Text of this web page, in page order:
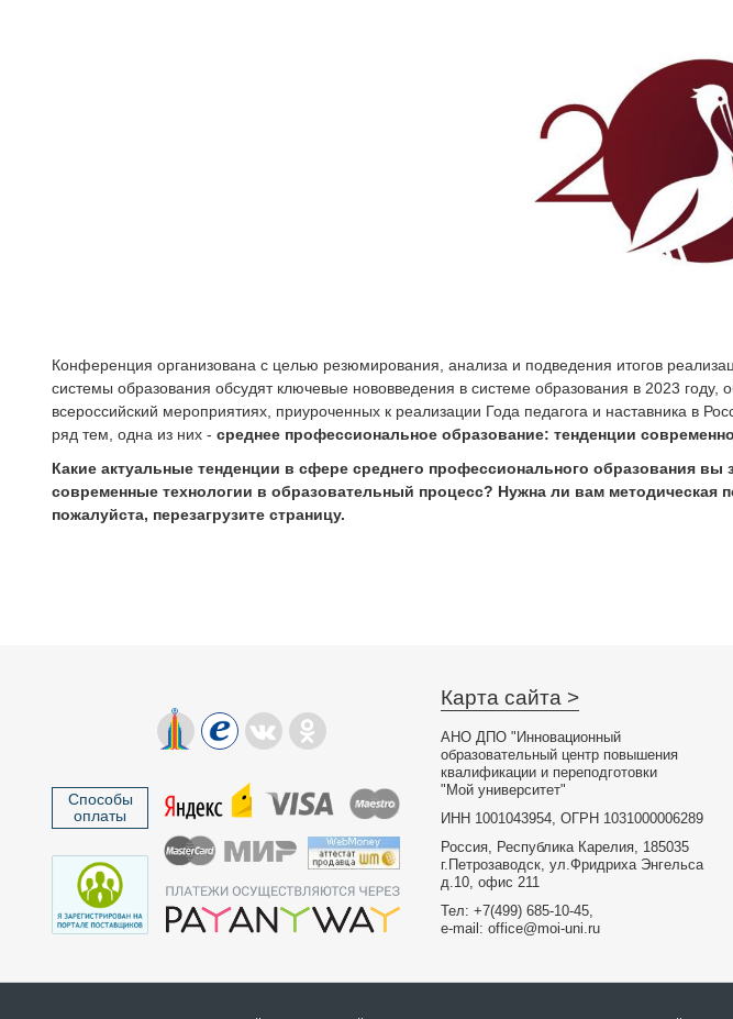
Конференция организована с целью резюмирования, анализа и подведения итогов
системы образования обсудят ключевые нововведения в системе образования в 2023
всероссийский мероприятиях, приуроченных к реализации Года педагога и наставника в
ряд тем, одна из них - среднее профессиональное образование: тенденции
Какие актуальные тенденции в сфере среднего профессионального образования вы
современные технологии в образовательный процесс? Нужна ли вам методическая
пожалуйста, перезагрузите страницу.
Способы
оплаты
Карта сайта >
АНО ДПО "Инновационный
образовательный центр повышения
квалификации и переподготовки
"Мой университет"
ИНН 1001043954, ОГРН 1031000006289
Россия, Республика Карелия, 185035
г.Петрозаводск, ул.Фридриха Энгельса
д.10, офис 211
Тел: +7(499) 685-10-45,
e-mail: office@moi-uni.ru